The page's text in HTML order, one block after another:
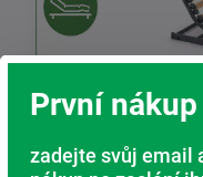
Jakou vlastnost
První nákup
zadejte svůj email